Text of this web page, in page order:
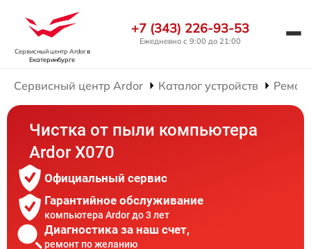
Сервисный центр Ardorв
Екатеринбурге
+7 (343) 226-93-53
Ежедневно с 9:00 до 21:00
Сервисный центр Ardor Каталог устройств
Чистка от пыли компьютера
Ardor X070
Официальный сервис
Гарантийное обслуживание
компьютера Ardor до 3 лет
Диагностика за наш счет,
ремонт по желанию